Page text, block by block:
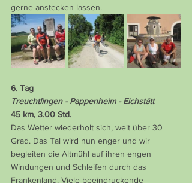
gerne anstecken lassen.
6. Tag
Treuchtlingen - Pappenheim - Eichstätt
45 km, 3.00 Std.
Das Wetter wiederholt sich, weit über 30
Grad. Das Tal wird nun enger und wir
begleiten die Altmühl auf ihren engen
Windungen und Schleifen durch das
Frankenland. Viele beeindruckende